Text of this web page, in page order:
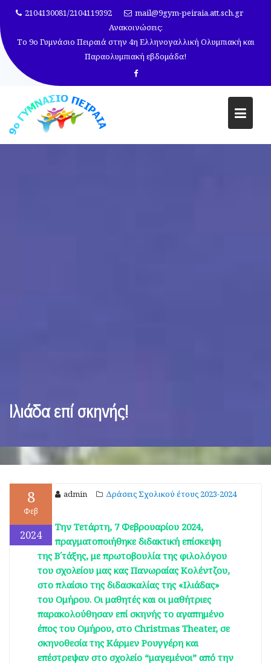
περιεχόμενο
2104130081/2104119392
mail@9gym-peiraia.att.sch.gr
Ανακοινώσεις:
Το 9ο Γυμνάσιο Πειραιά στην 4η Ελληνογαλλική Ολυμπιακή και
Παραολυμπιακή εβδομάδα!
Ιλιάδα επί σκηνής!
8
Φεβ
2024
admin Δράσεις Σχολικού έτους 2023-2024
Την Τετάρτη, 7 Φεβρουαρίου 2024,
πραγματοποιήθηκε διδακτική επίσκεψη
της Β΄τάξης, με πρωτοβουλία της φιλολόγου
του σχολείου μας κας Πανωραίας Κολέντζου,
στο πλαίσιο της διδασκαλίας της «Ιλιάδας»
του Ομήρου. Οι μαθητές και οι μαθήτριες
παρακολούθησαν επί σκηνής το αγαπημένο
έπος του Ομήρου, στο Christmas Theater, σε
σκηνοθεσία της Κάρμεν Ρουγγέρη και
επέστρεψαν στο σχολείο “μαγεμένοι” από την